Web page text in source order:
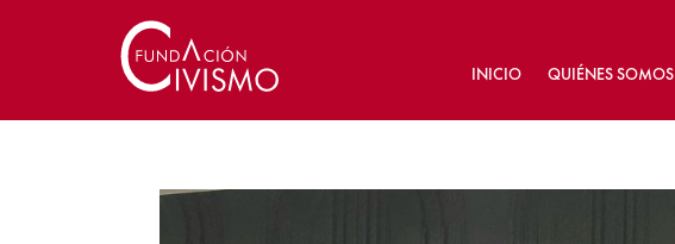
INICIO QUIÉNES SOMOS